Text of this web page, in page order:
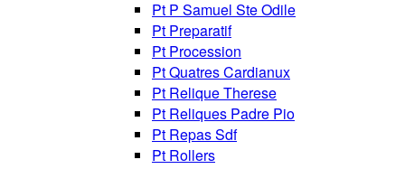
Pt P Samuel Ste Odile
Pt Preparatif
Pt Procession
Pt Quatres Cardianux
Pt Relique Therese
Pt Reliques Padre Pio
Pt Repas Sdf
Pt Rollers